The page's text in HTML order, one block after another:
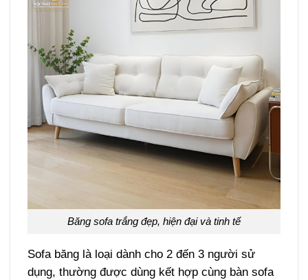
Băng sofa trắng đẹp, hiện đại và tinh tế
Sofa băng là loại dành cho 2 đến 3 người sử
dụng, thường được dùng kết hợp cùng bàn sofa